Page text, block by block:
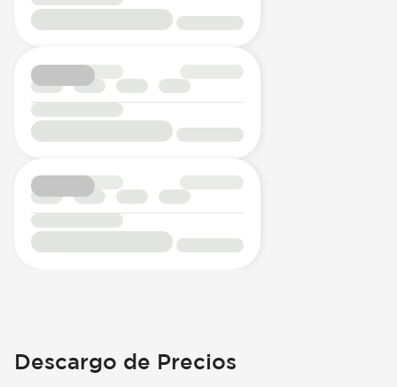
Descargo de Precios